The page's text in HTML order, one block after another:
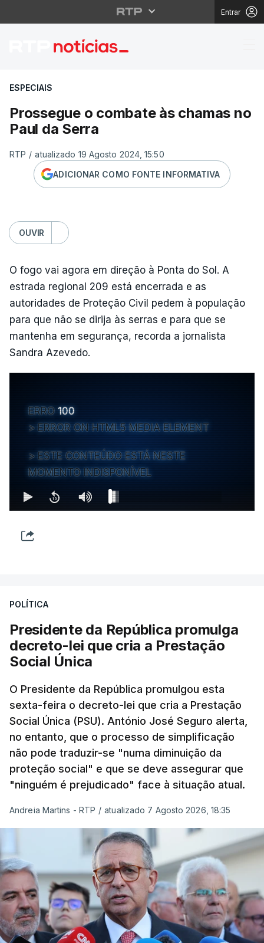
Entrar
Prossegue o
ESPECIAIS
Prossegue o combate às chamas no
Paul da Serra
RTP / atualizado 19 Agosto 2024, 15:50
ADICIONAR COMO FONTE INFORMATIVA
OUVIR
O fogo vai agora em direção à Ponta do Sol. A
estrada regional 209 está encerrada e as
autoridades de Proteção Civil pedem à população
para que não se dirija às serras e para que se
mantenha em segurança, recorda a jornalista
Sandra Azevedo.
ERRO 100
ERROR ON HTML5 MEDIA ELEMENT
ESTE CONTEÚDO ESTÁ NESTE
MOMENTO INDISPONÍVEL
POLÍTICA
Presidente da República promulga
decreto-lei que cria a Prestação
Social Única
O Presidente da República promulgou esta
sexta-feira o decreto-lei que cria a Prestação
Social Única (PSU). António José Seguro alerta,
no entanto, que o processo de simplificação
não pode traduzir-se "numa diminuição da
proteção social" e que se deve assegurar que
"ninguém é prejudicado" face à situação atual.
Andreia Martins - RTP / atualizado 7 Agosto 2026, 18:35